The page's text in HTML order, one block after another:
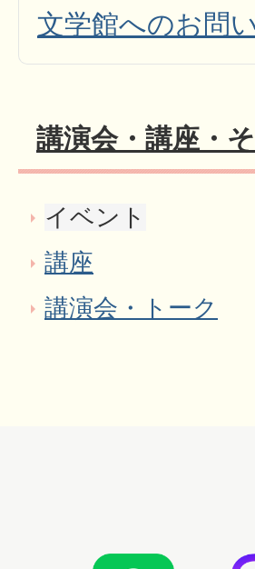
文学館へのお問
講演会・講座・
イベント
講座
講演会・トーク